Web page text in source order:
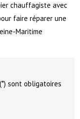
chauffagiste avec
faire réparer une
Maritime
sont obligatoires